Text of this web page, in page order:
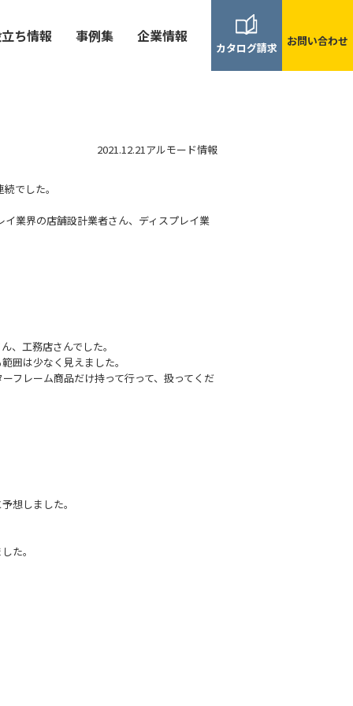
ち情報 事例集 企業情報
カタログ請求 お問い合わせ
2021.12.21アルモード情報
でした。
業界の店舗設計業者さん、ディスプレイ業
、工務店さんでした。
囲は少なく見えました。
フレーム商品だけ持って行って、扱ってくだ
想しました。
た。